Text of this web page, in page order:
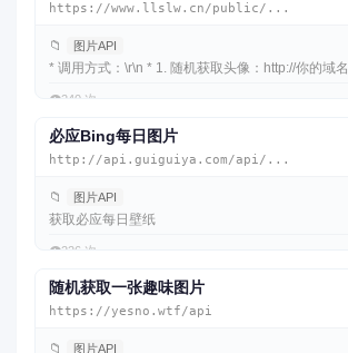
https://www.llslw.cn/public/...
📁 图片API
* 调用方式：\r\n * 1. 随机获取头像：http://你的域名
👁️240 次
必应Bing每日图片
http://api.guiguiya.com/api/...
📁 图片API
获取必应每日壁纸
👁️226 次
随机获取一张趣味图片
https://yesno.wtf/api
📁 图片API